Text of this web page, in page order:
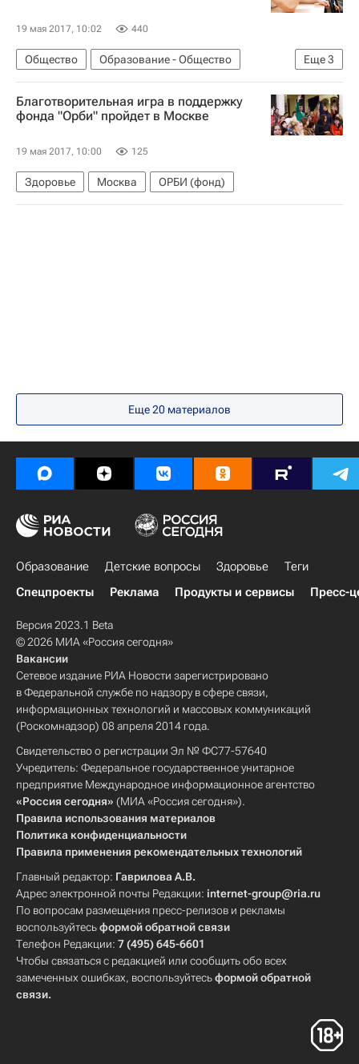
19 мая 2017, 10:02 440
Еще3
Общество
Образование - Общество
СН_Образование
Ольга Васильева
Россия
Благотворительная игра в поддержку
фонда "Орби" пройдет в Москве
19 мая 2017, 10:00 125
Здоровье Москва ОРБИ (фонд)
Еще 20 материалов
Образование Детские вопросы Здоровье
Теги
Спецпроекты
Реклама Продукты и сервисы Пресс-
Версия 2023.1 Beta
© 2026 МИА «Россия сегодня»
Вакансии
Сетевое издание РИА Новости зарегистрировано
в Федеральной службе по надзору в сфере связи,
информационных технологий и массовых коммуникаций
(Роскомнадзор) 08 апреля 2014 года.
Свидетельство о регистрации Эл № ФС77-57640
Учредитель: Федеральное государственное унитарное
предприятие Международное информационное агентство
«Россия сегодня» (МИА «Россия сегодня»).
Правила использования материалов
Политика конфиденциальности
Правила применения рекомендательных технологий
Главный редактор: Гаврилова А.В.
Адрес электронной почты Редакции: internet-group@ria.ru
По вопросам размещения пресс-релизов и рекламы
воспользуйтесьформой обратной связи
Телефон Редакции: 7 (495) 645-6601
Чтобы связаться с редакцией или сообщить обо всех
замеченных ошибках, воспользуйтесьформой обратной
связи.